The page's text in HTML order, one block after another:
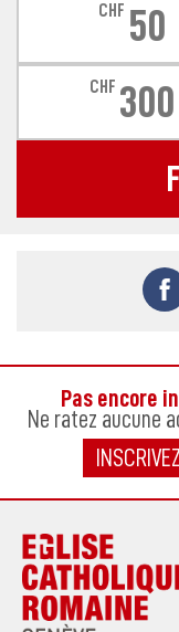
CHF 50
CHF 300
Pas encore
Ne ratez aucune